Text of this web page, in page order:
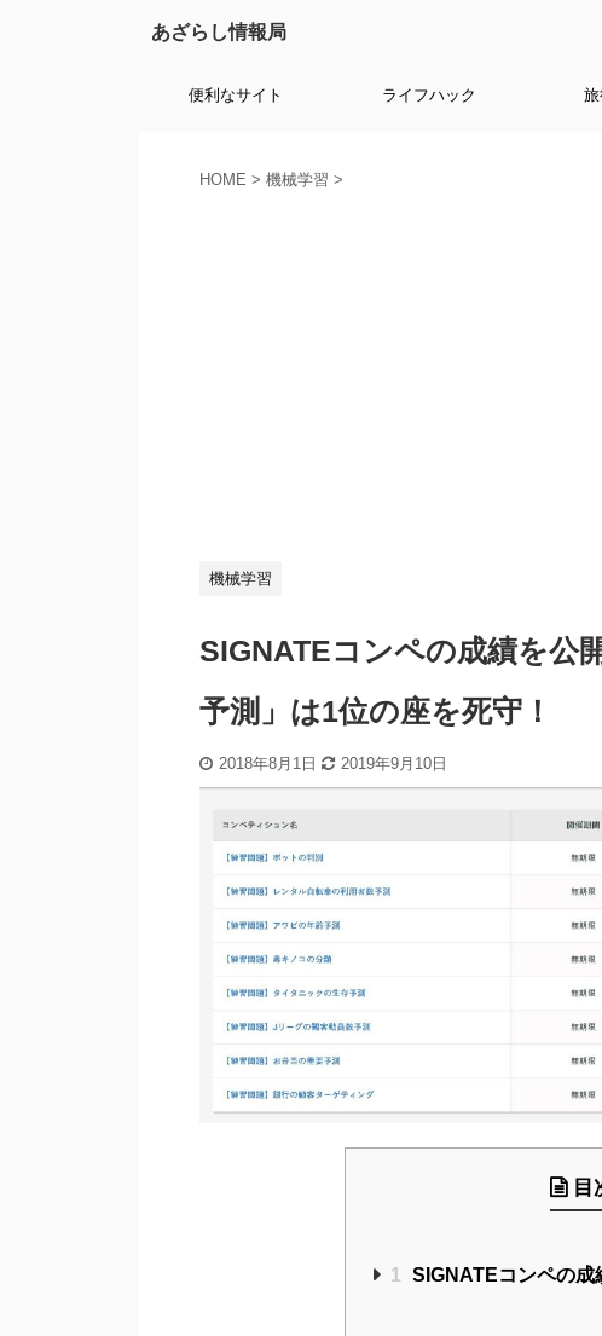
あざらし情報局
便利なサイト ライフハック 旅
HOME > 機械学習 >
機械学習
SIGNATEコンペの成績を公
予測」は1位の座を死守！
2018年8月1日 2019年9月10日
目
1 SIGNATEコンペの成